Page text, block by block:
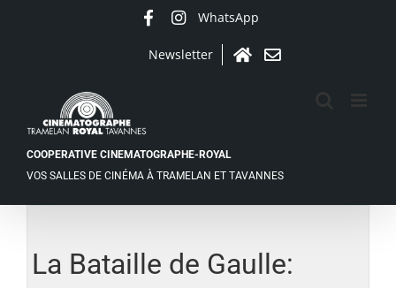
WhatsApp
Newsletter
AccueilContact
COOPERATIVE CINEMATOGRAPHE-ROYAL
VOS SALLES DE CINÉMA À TRAMELAN ET TAVANNES
agrandie
La Bataille de Gaulle: